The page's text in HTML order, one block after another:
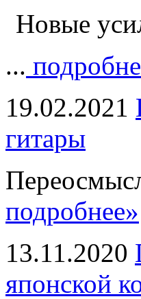
Новые
...
19.02.2021
гитары
подробнее»
13.11.2020
японской